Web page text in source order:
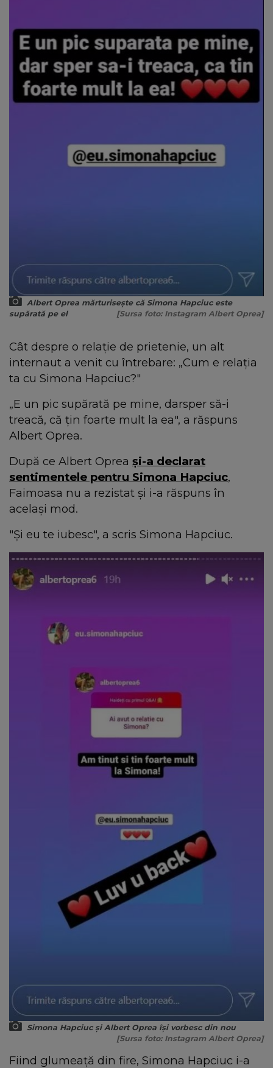
Albert Oprea mărturisește că Simona Hapciuc este
supărată pe el
[Sursa foto: Instagram Albert Oprea]
Cât despre o relație de prietenie, un alt
internaut a venit cu întrebare: „Cum e relația
ta cu Simona Hapciuc?"
„E un pic supărată pe mine, darsper să-i
treacă, că țin foarte mult la ea", a răspuns
Albert Oprea.
După ce Albert Oprea și-a declarat
sentimentele pentru Simona Hapciuc,
Faimoasa nu a rezistat și i-a răspuns în
același mod.
"Și eu te iubesc", a scris Simona Hapciuc.
Simona Hapciuc și Albert Oprea își vorbesc din nou
[Sursa foto: Instagram Albert Oprea]
Fiind glumeață din fire, Simona Hapciuc i-a